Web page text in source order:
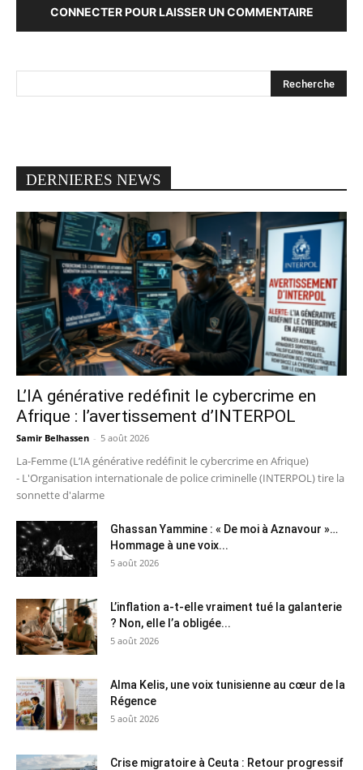
CONNECTER POUR LAISSER UN COMMENTAIRE
DERNIERES NEWS
L’IA générative redéfinit le cybercrime en
Afrique : l’avertissement d’INTERPOL
Samir Belhassen - 5 août 2026
La-Femme (L’IA générative redéfinit le cybercrime en Afrique)
- L'Organisation internationale de police criminelle (INTERPOL) tire la
sonnette d'alarme
Ghassan Yammine : « De moi à Aznavour »…
Hommage à une voix...
5 août 2026
L’inflation a-t-elle vraiment tué la galanterie
? Non, elle l’a obligée...
5 août 2026
Alma Kelis, une voix tunisienne au cœur de la
Régence
5 août 2026
Crise migratoire à Ceuta : Retour progressif